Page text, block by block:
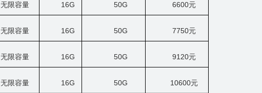
无限容量 16G 50G 6600元
无限容量 16G 50G 7750元
无限容量 16G 50G 9120元
无限容量 16G 50G 10600元